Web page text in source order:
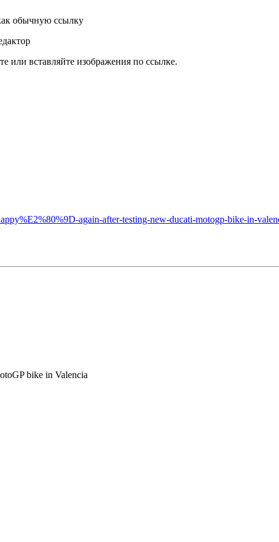
обычную ссылку
или вставляйте изображения по ссылке.
again-after-testing-new-ducati-motogp-bike-in-
bike in Valencia